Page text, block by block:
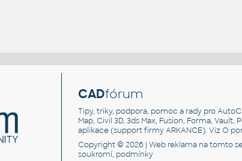
CADfórum
Tipy, triky, podpora, pomoc a rady pro
Map, Civil 3D, 3ds Max, Fusion, Forma, Vault,
aplikace (support firmy ARKANCE). VizO
Copyright © 2026 |Web reklama na tomto
soukromí, podmínky